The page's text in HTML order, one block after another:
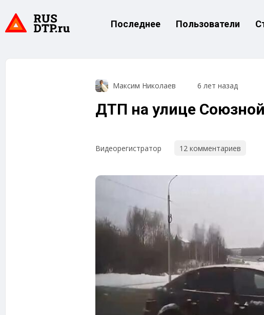
Последнее Пользователи
Максим Николаев 6 лет назад
ДТП на улице
Видеорегистратор 12 комментариев